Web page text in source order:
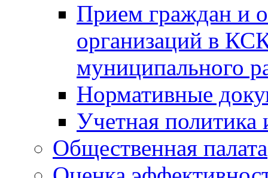
Прием граждан и
организаций в
муниципального
Нормативные
Учетная политика
Общественная палата